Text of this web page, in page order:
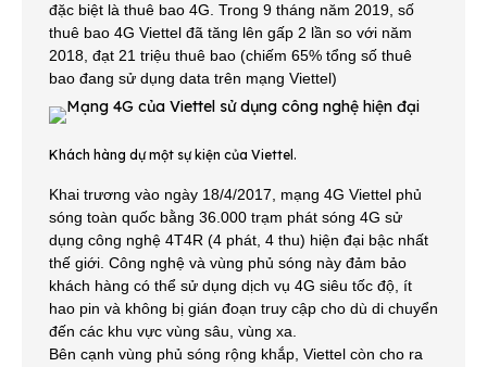
đặc biệt là thuê bao 4G. Trong 9 tháng năm 2019, số
thuê bao 4G Viettel đã tăng lên gấp 2 lần so với năm
2018, đạt 21 triệu thuê bao (chiếm 65% tổng số thuê
bao đang sử dụng data trên mạng Viettel)
Khách hàng dự một sự kiện của Viettel.
Khai trương vào ngày 18/4/2017, mạng 4G Viettel phủ
sóng toàn quốc bằng 36.000 trạm phát sóng 4G sử
dụng công nghệ 4T4R (4 phát, 4 thu) hiện đại bậc nhất
thế giới. Công nghệ và vùng phủ sóng này đảm bảo
khách hàng có thể sử dụng dịch vụ 4G siêu tốc độ, ít
hao pin và không bị gián đoạn truy cập cho dù di chuyển
đến các khu vực vùng sâu, vùng xa.
Bên cạnh vùng phủ sóng rộng khắp, Viettel còn cho ra